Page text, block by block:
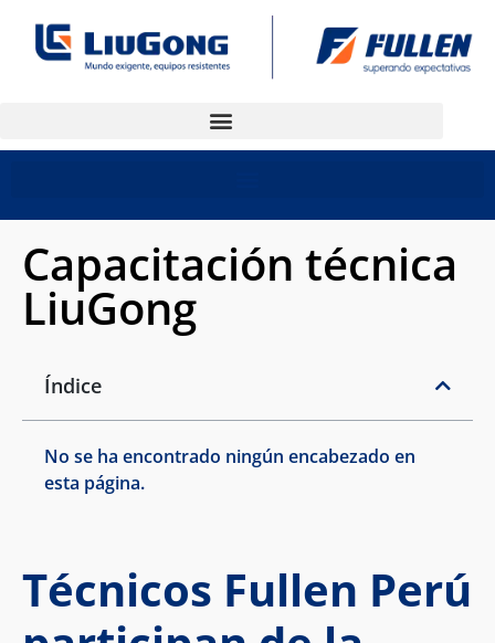
Capacitación técnica
LiuGong
Índice
No se ha encontrado ningún encabezado en
esta página.
Técnicos Fullen Perú